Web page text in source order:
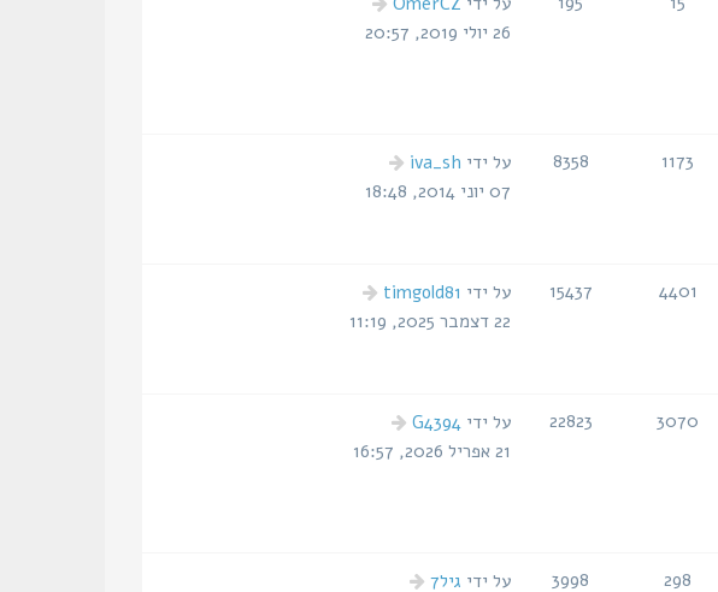
אחרונה
26 יולי 2019, 20:57
1173
8358
הודעה
אחרונה
על ידי iva_sh
07 יוני 2014, 18:48
4401
15437
הודעה
אחרונה
על ידי timgold81
22 דצמבר 2025, 11:19
3070
22823
הודעה
אחרונה
על ידיG4394
21 אפריל 2026, 16:57
298
3998
הודעה
על ידי גיל7